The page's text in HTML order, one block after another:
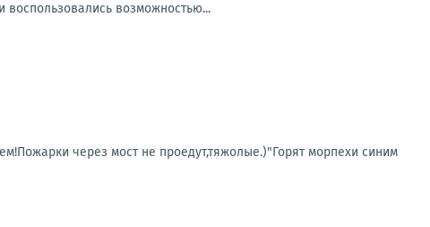
воспользовались возможностью...
через мост не проедут,тяжолые.)"Горят морпехи синим